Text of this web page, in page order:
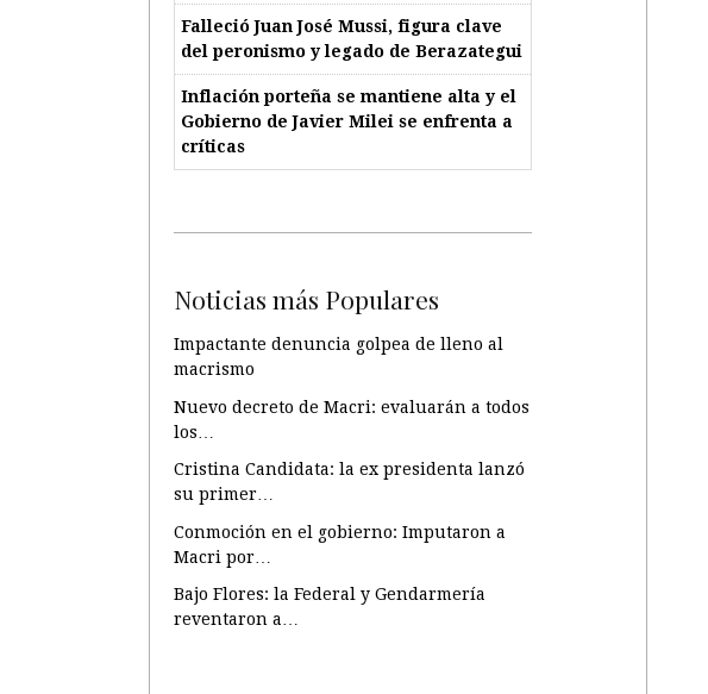
Falleció Juan José Mussi, figura clave
del peronismo y legado de Berazategui
Inflación porteña se mantiene alta y el
Gobierno de Javier Milei se enfrenta a
críticas
Noticias más Populares
Impactante denuncia golpea de lleno al
macrismo
Nuevo decreto de Macri: evaluarán a todos
los…
Cristina Candidata: la ex presidenta lanzó
su primer…
Conmoción en el gobierno: Imputaron a
Macri por…
Bajo Flores: la Federal y Gendarmería
reventaron a…